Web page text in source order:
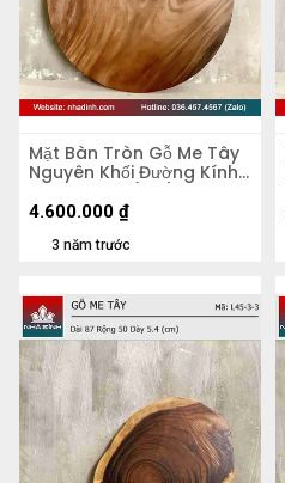
Mặt Bàn Tròn Gỗ Me Tây
Nguyên Khối Đường Kính
103 Dày 4,5 (cm)
3 năm trước
4.600.000 ₫